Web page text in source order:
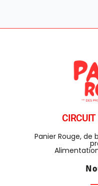
Panier Rouge, de